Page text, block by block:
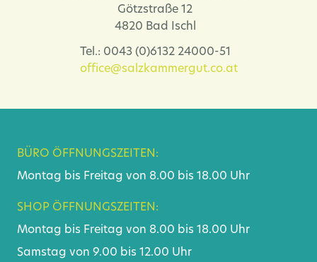
Götzstraße 12
4820 Bad Ischl
Tel.: 0043 (0)6132 24000-51
office@salzkammergut.co.at
BÜRO ÖFFNUNGSZEITEN:
Montag bis Freitag von 8.00 bis 18.00 Uhr
SHOP ÖFFNUNGSZEITEN:
Montag bis Freitag von 8.00 bis 18.00 Uhr
Samstag von 9.00 bis 12.00 Uhr